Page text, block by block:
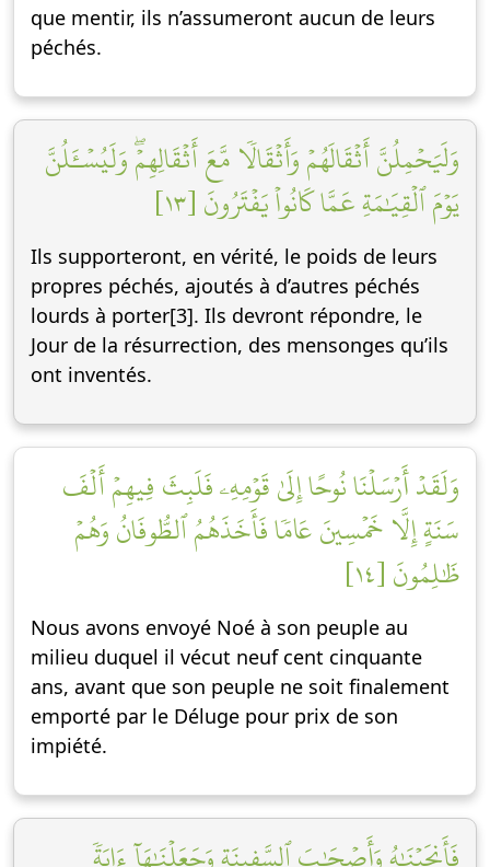
que mentir, ils n’assumeront aucun de leurs
péchés.
وَلَيَحۡمِلُنَّ أَثۡقَالَهُمۡ وَأَثۡقَالٗا مَّعَ أَثۡقَالِهِمۡۖ وَلَيُسۡـَٔلُنَّ
يَوۡمَ ٱلۡقِيَٰمَةِ عَمَّا كَانُواْ يَفۡتَرُونَ [١٣]
Ils supporteront, en vérité, le poids de leurs
propres péchés, ajoutés à d’autres péchés
lourds à porter[3]. Ils devront répondre, le
Jour de la résurrection, des mensonges qu’ils
ont inventés.
وَلَقَدۡ أَرۡسَلۡنَا نُوحًا إِلَىٰ قَوۡمِهِۦ فَلَبِثَ فِيهِمۡ أَلۡفَ
سَنَةٍ إِلَّا خَمۡسِينَ عَامٗا فَأَخَذَهُمُ ٱلطُّوفَانُ وَهُمۡ
ظَٰلِمُونَ [١٤]
Nous avons envoyé Noé à son peuple au
milieu duquel il vécut neuf cent cinquante
ans, avant que son peuple ne soit finalement
emporté par le Déluge pour prix de son
impiété.